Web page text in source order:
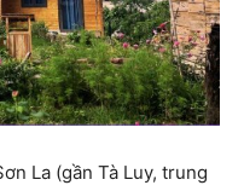
La (gần Tà Luy, trung